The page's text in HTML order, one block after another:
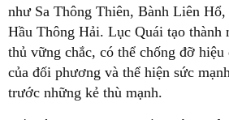
như Sa Thông Thiên, Bành Liên
Hầu Thông Hải. Lục Quái tạo thành
thủ vững chắc, có thể chống đỡ hiệu
của đối phương và thể hiện sức
trước những kẻ thù mạnh.